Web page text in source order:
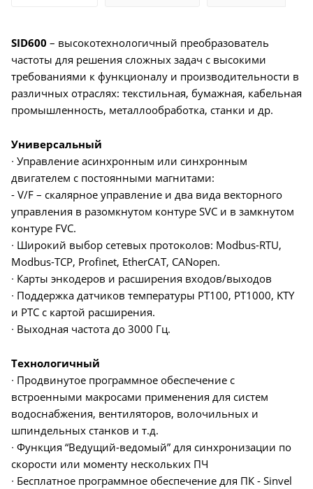
SID600 – высокотехнологичный преобразователь
частоты для решения сложных задач с высокими
требованиями к функционалу и производительности в
различных отраслях: текстильная, бумажная, кабельная
промышленность, металлообработка, станки и др.
Универсальный
∙ Управление асинхронным или синхронным
двигателем с постоянными магнитами:
- V/F – скалярное управление и два вида векторного
управления в разомкнутом контуре SVC и в замкнутом
контуре FVC.
∙ Широкий выбор сетевых протоколов: Modbus-RTU,
Modbus-TCP, Profinet, EtherCAT, CANopen.
∙ Карты энкодеров и расширения входов/выходов
∙ Поддержка датчиков температуры PT100, PT1000, KTY
и PTC с картой расширения.
∙ Выходная частота до 3000 Гц.
Технологичный
∙ Продвинутое программное обеспечение с
встроенными макросами применения для систем
водоснабжения, вентиляторов, волочильных и
шпиндельных станков и т.д.
∙ Функция “Ведущий-ведомый” для синхронизации по
скорости или моменту нескольких ПЧ
∙ Бесплатное программное обеспечение для ПК - Sinvel